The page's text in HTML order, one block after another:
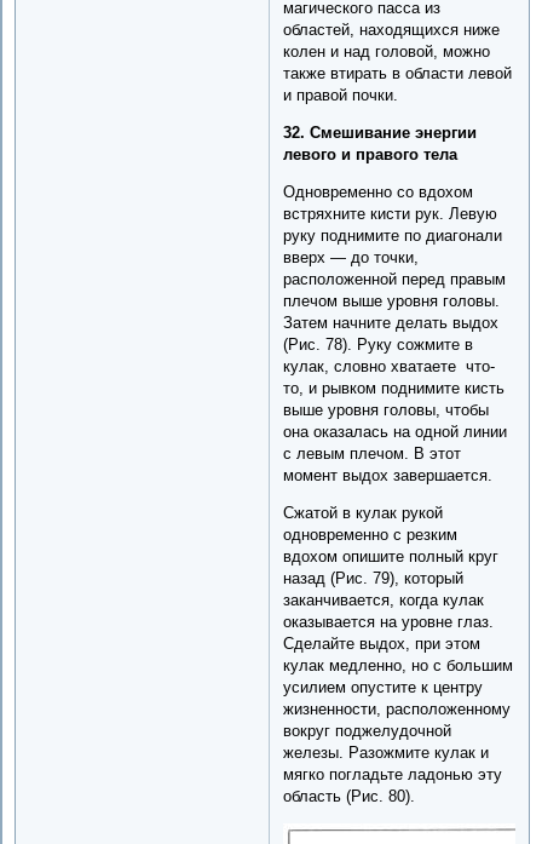
магического пасса из
областей, находящихся ниже
колен и над головой, можно
также втирать в области левой
и правой почки.
32. Смешивание энергии
левого и правого тела
Одновременно со вдохом
встряхните кисти рук. Левую
руку поднимите по диагонали
вверх — до точки,
расположенной перед правым
плечом выше уровня головы.
Затем начните делать выдох
(Рис. 78). Руку сожмите в
кулак, словно хватаете что-
то, и рывком поднимите кисть
выше уровня головы, чтобы
она оказалась на одной линии
с левым плечом. В этот
момент выдох завершается.
Сжатой в кулак рукой
одновременно с резким
вдохом опишите полный круг
назад (Рис. 79), который
заканчивается, когда кулак
оказывается на уровне глаз.
Сделайте выдох, при этом
кулак медленно, но с большим
усилием опустите к центру
жизненности, расположенному
вокруг поджелудочной
железы. Разожмите кулак и
мягко погладьте ладонью эту
область (Рис. 80).